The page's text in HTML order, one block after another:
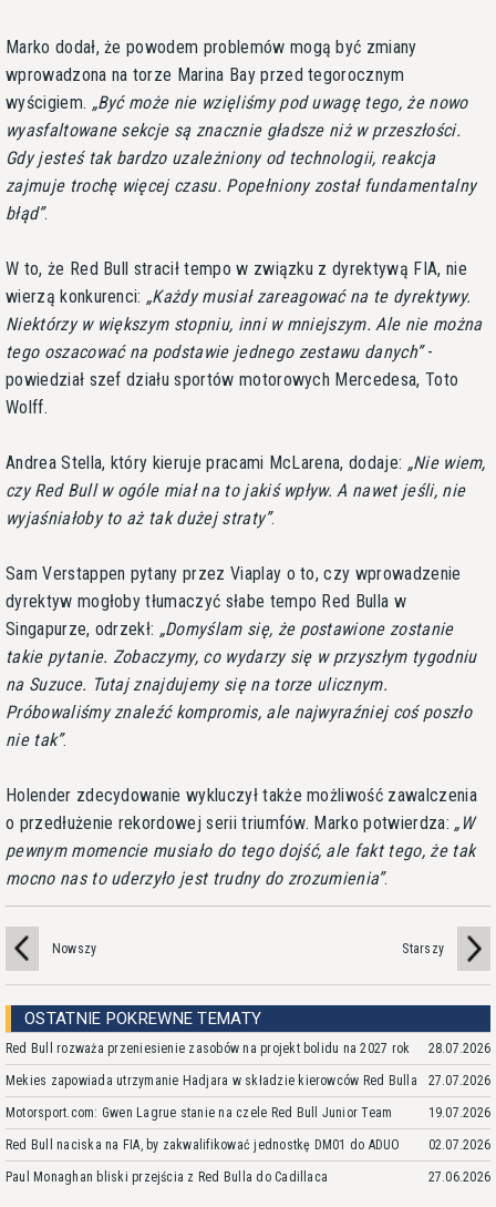
Marko dodał, że powodem problemów mogą być zmiany
wprowadzona na torze Marina Bay przed tegorocznym
wyścigiem. Być może nie wzięliśmy pod uwagę tego, że nowo
wyasfaltowane sekcje są znacznie gładsze niż w przeszłości.
Gdy jesteś tak bardzo uzależniony od technologii, reakcja
zajmuje trochę więcej czasu. Popełniony został fundamentalny
błąd .
W to, że Red Bull stracił tempo w związku z dyrektywą FIA, nie
wierzą konkurenci:
Każdy musiał zareagować na te dyrektywy.
Niektórzy w większym stopniu, inni w mniejszym. Ale nie można
tego oszacować na podstawie jednego zestawu danych -
powiedział szef działu sportów motorowych Mercedesa, Toto
Wolff.
Andrea Stella, który kieruje pracami McLarena, dodaje: Nie wiem,
czy Red Bull w ogóle miał na to jakiś wpływ. A nawet jeśli, nie
wyjaśniałoby to aż tak dużej straty .
Sam Verstappen pytany przez Viaplay o to, czy wprowadzenie
dyrektyw mogłoby tłumaczyć słabe tempo Red Bulla w
Singapurze, odrzekł:
Domyślam się, że postawione zostanie
takie pytanie. Zobaczymy, co wydarzy się w przyszłym tygodniu
na Suzuce. Tutaj znajdujemy się na torze ulicznym.
Próbowaliśmy znaleźć kompromis, ale najwyraźniej coś poszło
nie tak .
Holender zdecydowanie wykluczył także możliwość zawalczenia
o przedłużenie rekordowej serii triumfów. Marko potwierdza:
W
pewnym momencie musiało do tego dojść, ale fakt tego, że tak
mocno nas to uderzyło jest trudny do zrozumienia .
Nowszy Starszy
OSTATNIE POKREWNE TEMATY
Red Bull rozważa przeniesienie zasobów na projekt bolidu na 2027 rok 28.07.2026
Mekies zapowiada utrzymanie Hadjara w składzie kierowców Red Bulla 27.07.2026
Motorsport.com: Gwen Lagrue stanie na czele Red Bull Junior Team 19.07.2026
Red Bull naciska na FIA, by zakwalifikować jednostkę DM01 do ADUO 02.07.2026
Paul Monaghan bliski przejścia z Red Bulla do Cadillaca 27.06.2026